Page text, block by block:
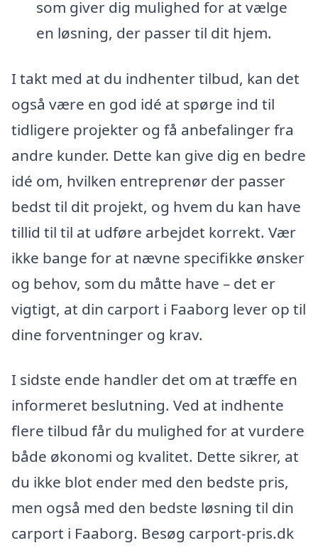
som giver dig mulighed for at vælge
en løsning, der passer til dit hjem.
I takt med at du indhenter tilbud, kan det
også være en god idé at spørge ind til
tidligere projekter og få anbefalinger fra
andre kunder. Dette kan give dig en bedre
idé om, hvilken entreprenør der passer
bedst til dit projekt, og hvem du kan have
tillid til til at udføre arbejdet korrekt. Vær
ikke bange for at nævne specifikke ønsker
og behov, som du måtte have – det er
vigtigt, at din carport i Faaborg lever op til
dine forventninger og krav.
I sidste ende handler det om at træffe en
informeret beslutning. Ved at indhente
flere tilbud får du mulighed for at vurdere
både økonomi og kvalitet. Dette sikrer, at
du ikke blot ender med den bedste pris,
men også med den bedste løsning til din
carport i Faaborg. Besøg carport-pris.dk